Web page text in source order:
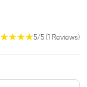
☆
☆
☆
☆ 5/5 (1 Reviews)